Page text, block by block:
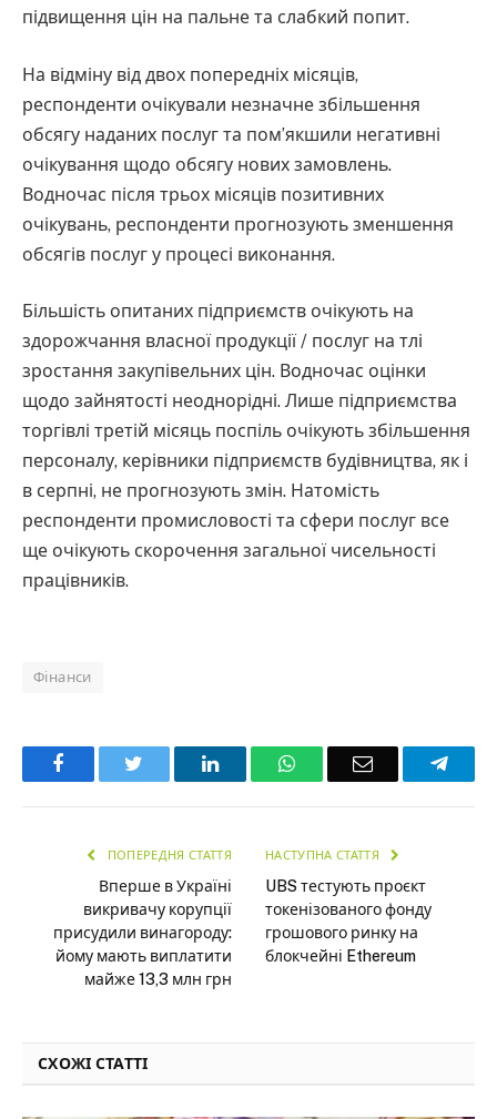
підвищення цін на пальне та слабкий попит.
На відміну від двох попередніх місяців,
респонденти очікували незначне збільшення
обсягу наданих послуг та пом’якшили негативні
очікування щодо обсягу нових замовлень.
Водночас після трьох місяців позитивних
очікувань, респонденти прогнозують зменшення
обсягів послуг у процесі виконання.
Більшість опитаних підприємств очікують на
здорожчання власної продукції / послуг на тлі
зростання закупівельних цін. Водночас оцінки
щодо зайнятості неоднорідні. Лише підприємства
торгівлі третій місяць поспіль очікують збільшення
персоналу, керівники підприємств будівництва, як і
в серпні, не прогнозують змін. Натомість
респонденти промисловості та сфери послуг все
ще очікують скорочення загальної чисельності
працівників.
Фінанси
Facebook LinkedInWhatsAppEmail
ПОПЕРЕДНЯ СТАТТЯ
Вперше в Україні
викривачу корупції
присудили винагороду:
йому мають виплатити
майже 13,3 млн грн
НАСТУПНА СТАТТЯ
UBS тестують проєкт
токенізованого фонду
грошового ринку на
блокчейні Ethereum
СХОЖІ СТАТТІ